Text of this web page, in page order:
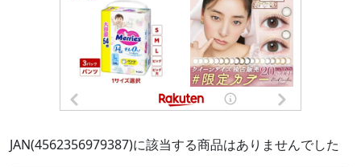
JAN(4562356979387)に該当する商品はありませんでした